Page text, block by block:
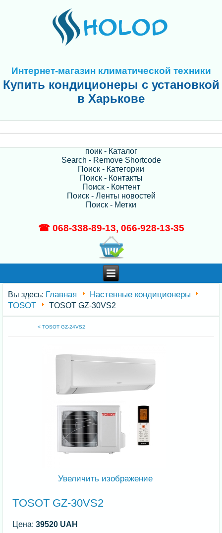
Интернет-магазин климатической техники
Купить кондиционеры с установкой
в Харькове
поик - Каталог
Search - Remove Shortcode
Поиск - Категории
Поиск - Контакты
Поиск - Контент
Поиск - Ленты новостей
Поиск - Метки
☎ 068-338-89-13, 066-928-13-35
Вы здесь: Главная
Настенные кондиционеры
TOSOT
TOSOT GZ-30VS2
< TOSOT GZ-24VS2
Увеличить изображение
TOSOT GZ-30VS2
Цена:39520 UAH